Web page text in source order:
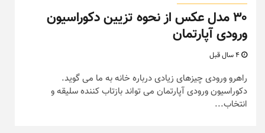
۳۰ مدل عکس از نحوه تزیین دکوراسیون
ورودی آپارتمان
راهرو ورودی چیزهای زیادی درباره خانه به ما می گوید.
دکوراسیون ورودی آپارتمان می تواند بازتاب کننده سلیقه و
انتخاب...